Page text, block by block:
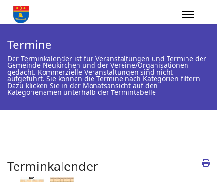
Termine
Der Terminkalender ist für Veranstaltungen und Termine der
Gemeinde Neukirchen und der Vereine/Organisationen
gedacht. Kommerzielle Veranstaltungen sind nicht
aufgeführt. Sie können die Termine nach Kategorien filtern.
Dazu klicken Sie in der Monatsansicht auf den
Kategorienamen unterhalb der Termintabelle
Terminkalender